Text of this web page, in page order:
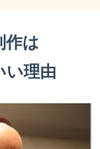
作は
い理由